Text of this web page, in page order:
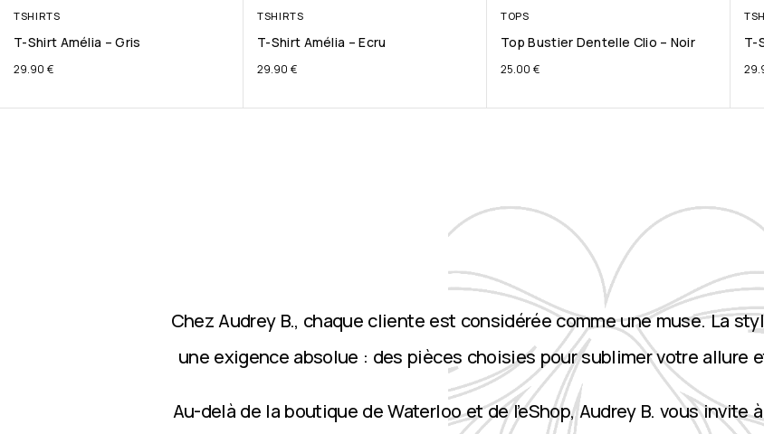
TSHIRTS
T-Shirt Amélia – Gris
29.90 €
TSHIRTS
T-Shirt Amélia – Ecru
29.90 €
TOPS
Top Bustier Dentelle Clio – Noir
25.00 €
T-
Chez Audrey B., chaque cliente est considérée comme une muse. La
une exigence absolue : des pièces choisies pour sublimer votre allure
Au-delà de la boutique de Waterloo et de l’eShop, Audrey B. vous